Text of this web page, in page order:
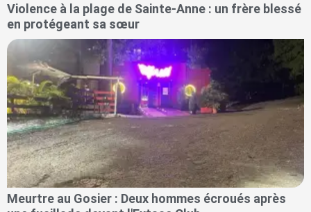
Violence à la plage de Sainte-Anne : un frère blessé
en protégeant sa sœur
Meurtre au Gosier : Deux hommes écroués après